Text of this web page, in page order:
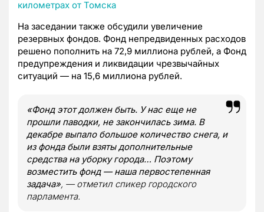
километрах от Томска
На заседании также обсудили увеличение
резервных фондов. Фонд непредвиденных расходов
решено пополнить на 72,9 миллиона рублей, а Фонд
предупреждения и ликвидации чрезвычайных
ситуаций — на 15,6 миллиона рублей.
«Фонд этот должен быть. У нас еще не
прошли паводки, не закончилась зима. В
декабре выпало большое количество снега, и
из фонда были взяты дополнительные
средства на уборку города… Поэтому
возместить фонд — наша первостепенная
задача», — отметил спикер городского
парламента.